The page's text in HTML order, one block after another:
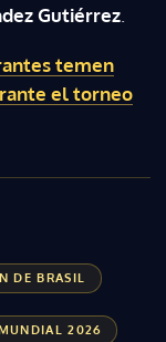
Gutiérrez.
temen
el torneo
DE BRASIL
2026